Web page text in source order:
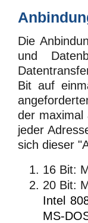
Die
und
Bit auf
der maximal
jeder
sich dieser
16 Bit:
20 Bit:
Intel
MS-